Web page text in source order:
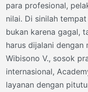
para profesional,
nilai. Di sinilah
bukan karena gagal,
harus dijalani
Wibisono V., sosok
internasional,
layanan dengan